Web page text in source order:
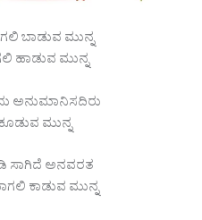
ಬಾಡುವ ಮುನ್ನ
ಹಾಡುವ ಮುನ್ನ
ಅನುಮಾನಿಸದಿರು
ಮುನ್ನ
ಸಾಗಿದೆ ಅನವರತ
ಕಾಡುವ ಮುನ್ನ